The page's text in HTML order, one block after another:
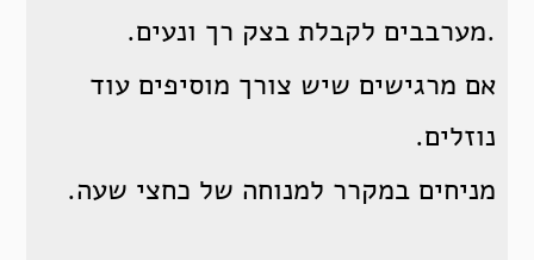
.מערבבים לקבלת בצק רך ונעים.
אם מרגישים שיש צורך מוסיפים עוד
נוזלים.
מניחים במקרר למנוחה של כחצי שעה.